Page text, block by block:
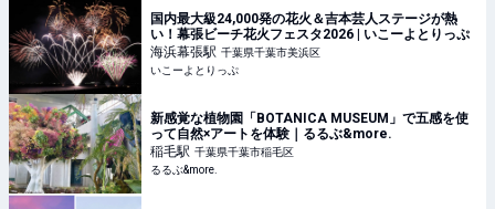
国内最大級24,000発の花火＆吉本芸人ステージが熱
い！幕張ビーチ花火フェスタ2026 | いこーよとりっぷ
海浜幕張駅 千葉県千葉市美浜区
いこーよとりっぷ
新感覚な植物園「BOTANICA MUSEUM」で五感を使
って自然×アートを体験｜るるぶ&more.
稲毛駅 千葉県千葉市稲毛区
るるぶ&more.